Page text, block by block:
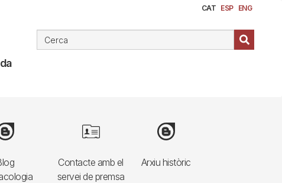
CAT ESP ENG
Contacte amb el
servei de premsa
Image
Arxiu històric
Image